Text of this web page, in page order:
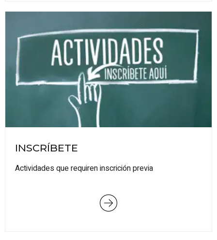
INSCRÍBETE
Actividades que requiren inscrición previa